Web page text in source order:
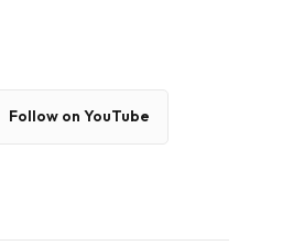
Follow on YouTube